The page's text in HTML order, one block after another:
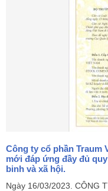
Công ty cổ phần Traum
mới đáp ứng đầy đủ
binh và xã hội.
Ngày 16/03/2023. CÔNG